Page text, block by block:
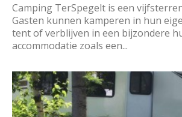
Camping TerSpegelt is een
Gasten kunnen kamperen in hun
tent of verblijven in een bijzondere
accommodatie zoals een...